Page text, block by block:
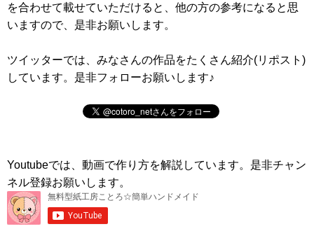
を合わせて載せていただけると、他の方の参考になると思
いますので、是非お願いします。
ツイッターでは、みなさんの作品をたくさん紹介(リポスト)
しています。是非フォローお願いします♪
Youtubeでは、動画で作り方を解説しています。是非チャン
ネル登録お願いします。